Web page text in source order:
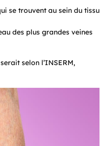
se trouvent au sein du tissu
des plus grandes veines
selon l’INSERM,